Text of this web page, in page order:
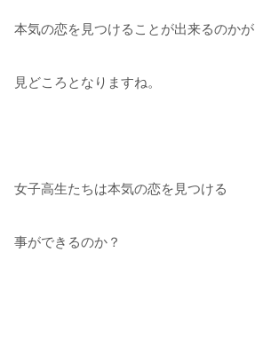
本気の恋を見つけることが出来るのかが
見どころとなりますね。
女子高生たちは本気の恋を見つける
事ができるのか？